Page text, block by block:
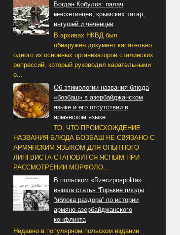
Богдан Кобулов: палач
месхетинцев, крымских татар,
ингушей и чеченцев
В архивах НКВД был
обнаружен документ касательно
одного из основных организаторов сталинских
репрессий, который руководил карательными
о...
Об этимологии названия блюда
«бозбаш» в азербайджанском
языке и его отсутствии в
армянском языке
ТО, ЧТО ПРОИСХОЖДЕНИЕ
НАЗВАНИЯ БЛЮДА БОЗБАШ НЕ СВЯЗАНО С
АРМЯНСКИМ ЯЗЫКОМ ДЛЯ ОПЫТНОГО
ЛИНГВИСТА СТАНОВИТСЯ ЯСНЫМ ПРИ
РАССМОТРЕНИИ МОРФОЛО...
В польском «Rzeczpospolita»
вышла статья “Горькие плоды
“яблока раздора” по истории
армяно-азербайджанского
конфликта
Недавно в популярном польском издании